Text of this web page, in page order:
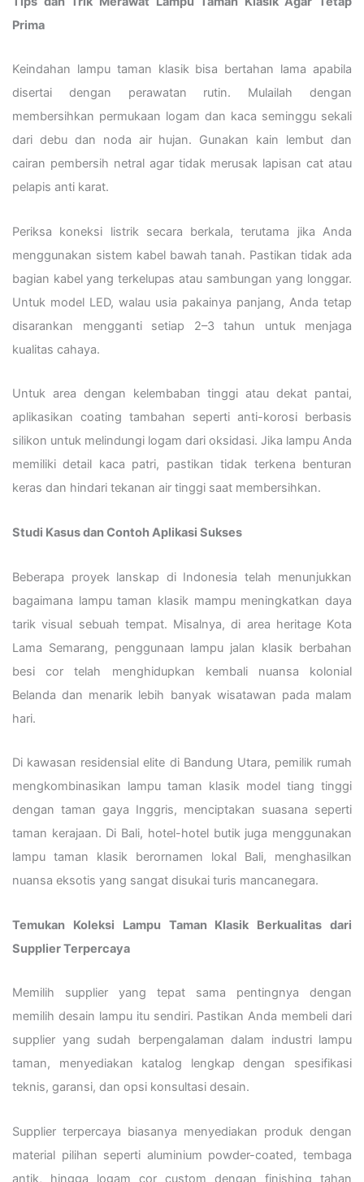
Prima
Keindahan lampu taman klasik bisa bertahan lama apabila
disertai dengan perawatan rutin. Mulailah dengan
membersihkan permukaan logam dan kaca seminggu sekali
dari debu dan noda air hujan. Gunakan kain lembut dan
cairan pembersih netral agar tidak merusak lapisan cat atau
pelapis anti karat.
Periksa koneksi listrik secara berkala, terutama jika Anda
menggunakan sistem kabel bawah tanah. Pastikan tidak ada
bagian kabel yang terkelupas atau sambungan yang longgar.
Untuk model LED, walau usia pakainya panjang, Anda tetap
disarankan mengganti setiap 2–3 tahun untuk menjaga
kualitas cahaya.
Untuk area dengan kelembaban tinggi atau dekat pantai,
aplikasikan coating tambahan seperti anti-korosi berbasis
silikon untuk melindungi logam dari oksidasi. Jika lampu Anda
memiliki detail kaca patri, pastikan tidak terkena benturan
keras dan hindari tekanan air tinggi saat membersihkan.
Studi Kasus dan Contoh Aplikasi Sukses
Beberapa proyek lanskap di Indonesia telah menunjukkan
bagaimana lampu taman klasik mampu meningkatkan daya
tarik visual sebuah tempat. Misalnya, di area heritage Kota
Lama Semarang, penggunaan lampu jalan klasik berbahan
besi cor telah menghidupkan kembali nuansa kolonial
Belanda dan menarik lebih banyak wisatawan pada malam
hari.
Di kawasan residensial elite di Bandung Utara, pemilik rumah
mengkombinasikan lampu taman klasik model tiang tinggi
dengan taman gaya Inggris, menciptakan suasana seperti
taman kerajaan. Di Bali, hotel-hotel butik juga menggunakan
lampu taman klasik berornamen lokal Bali, menghasilkan
nuansa eksotis yang sangat disukai turis mancanegara.
Temukan Koleksi Lampu Taman Klasik Berkualitas dari
Supplier Terpercaya
Memilih supplier yang tepat sama pentingnya dengan
memilih desain lampu itu sendiri. Pastikan Anda membeli dari
supplier yang sudah berpengalaman dalam industri lampu
taman, menyediakan katalog lengkap dengan spesifikasi
teknis, garansi, dan opsi konsultasi desain.
Supplier terpercaya biasanya menyediakan produk dengan
material pilihan seperti aluminium powder-coated, tembaga
antik, hingga logam cor custom dengan finishing tahan